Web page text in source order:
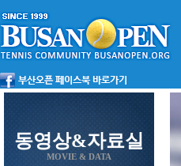
동영상&자료실
MOVIE & DATA